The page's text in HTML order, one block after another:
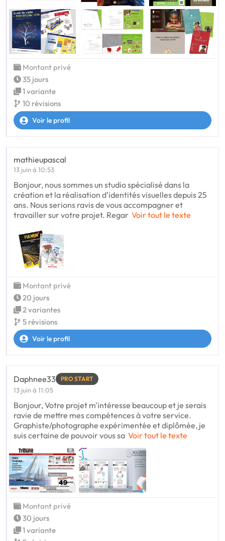
Montant privé
35 jours
1 variante
10 révisions
Voir le profil
mathieupascal
13 juin à 10:53
Bonjour, nous sommes un studio spécialisé dans la
création et la réalisation d’identités visuelles depuis 25
ans. Nous serions ravis de vous accompagner et
travailler sur votre projet. Regar Voir tout le texte
Montant privé
20 jours
2 variantes
5 révisions
Voir le profil
Daphnee33 PRO START
13 juin à 11:05
Bonjour, Votre projet m'intéresse beaucoup et je serais
ravie de mettre mes compétences à votre service.
Graphiste/photographe expérimentée et diplômée, je
suis certaine de pouvoir vous sa Voir tout le texte
Montant privé
30 jours
1 variante